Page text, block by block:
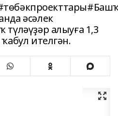
әсәлек
алыуға 1,3
ителгән.